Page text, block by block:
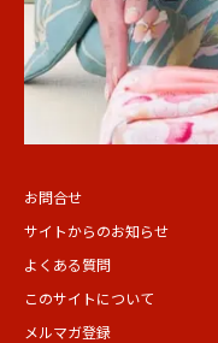
お問合せ
サイトからのお知らせ
よくある質問
このサイトについて
メルマガ登録